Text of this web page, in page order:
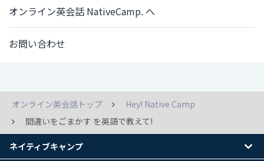
オンライン英会話 NativeCamp. へ
お問い合わせ
オンライン英会話トップ
Hey! Native Camp
間違いをごまかす を英語で教えて!
ネイティブキャンプ